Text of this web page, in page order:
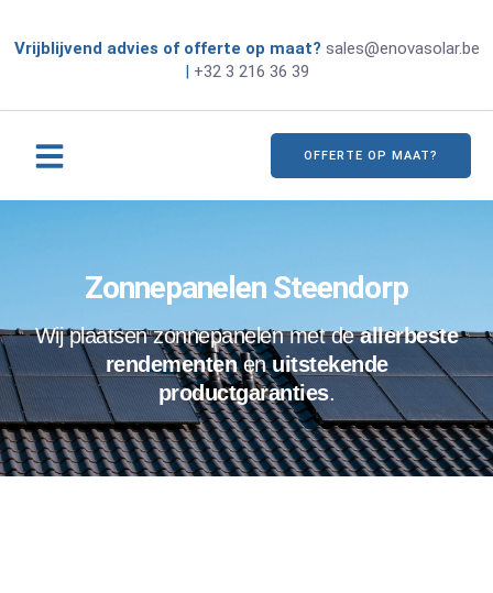
Vrijblijvend advies of offerte op maat? sales@enovasolar.be
| +32 3 216 36 39
OFFERTE OP MAAT?
Zonnepanelen Steendorp
Wij plaatsen zonnepanelen met deallerbeste
rendementenenuitstekende
productgaranties.